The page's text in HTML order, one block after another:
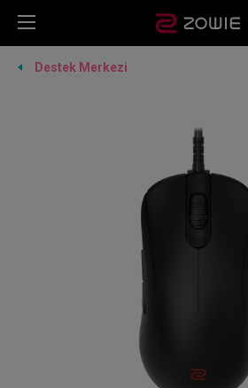
Destek Merkezi